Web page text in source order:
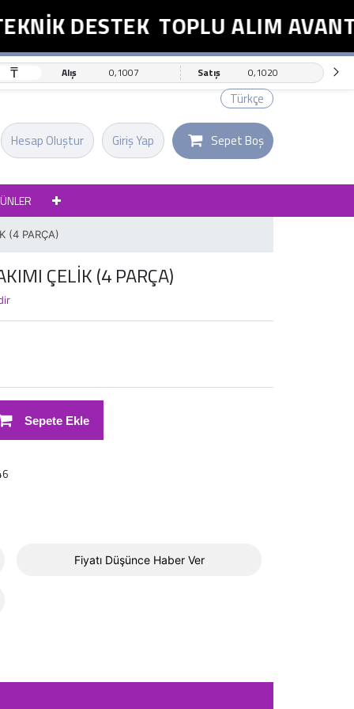
DESTEK TOPLU ALIM
₸ Alış 0,1007 Satış 0,1020
Türkçe
Giriş Yap
Hesap Oluştur Sepet Boş
(4 PARÇA)
ÇELİK (4 PARÇA)
Sepete Ekle
Fiyatı Düşünce Haber Ver